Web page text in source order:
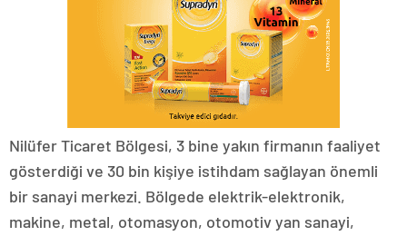
Nilüfer Ticaret Bölgesi, 3 bine yakın firmanın faaliyet
gösterdiği ve 30 bin kişiye istihdam sağlayan önemli
bir sanayi merkezi. Bölgede elektrik-elektronik,
makine, metal, otomasyon, otomotiv yan sanayi,